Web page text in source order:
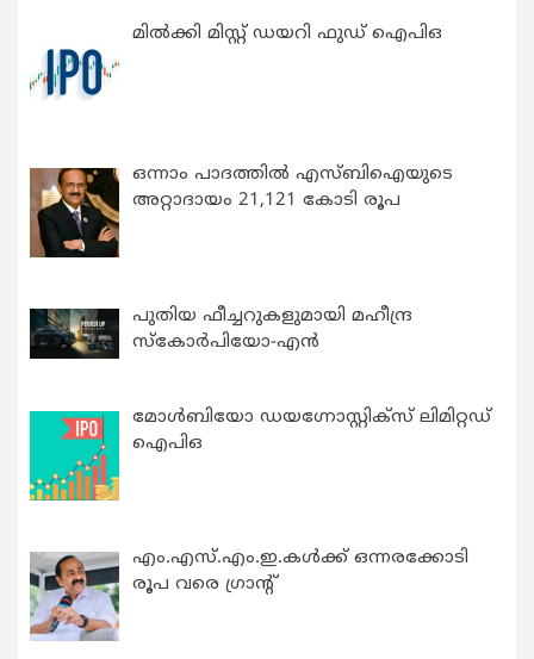
മിൽക്കി മിസ്റ്റ് ഡയറി ഫുഡ് ഐപിഒ
ഒന്നാം പാദത്തിൽ എസ്ബിഐയുടെ
അറ്റാദായം 21,121 കോടി രൂപ
പുതിയ ഫീച്ചറുകളുമായി മഹീന്ദ്ര
സ്കോർപിയോ-എൻ
മോൾബിയോ ഡയഗ്നോസ്റ്റിക്സ് ലിമിറ്റഡ്
ഐപിഒ
എം.എസ്.എം.ഇ.കൾക്ക് ഒന്നരക്കോടി
രൂപ വരെ ഗ്രാന്റ്